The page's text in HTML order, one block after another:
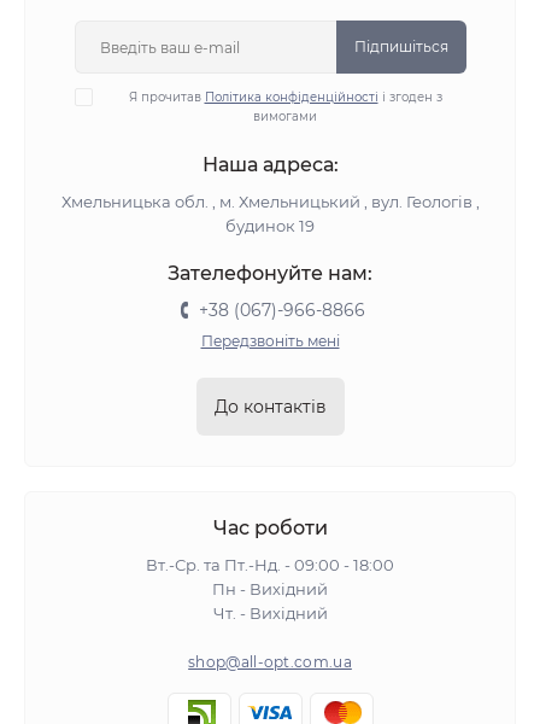
Підпишіться
Я прочитав Політика конфіденційності і згоден з
вимогами
Наша адреса:
Хмельницька обл. , м. Хмельницький , вул. Геологів ,
будинок 19
Зателефонуйте нам:
+38 (067)-966-8866
Передзвоніть мені
До контактів
Час роботи
Вт.-Ср. та Пт.-Нд. - 09:00 - 18:00
Пн - Вихідний
Чт. - Вихідний
shop@all-opt.com.ua